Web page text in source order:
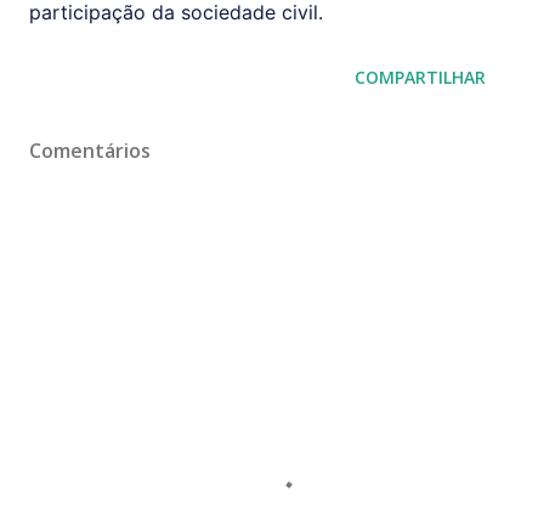
participação da sociedade civil.
COMPARTILHAR
Comentários